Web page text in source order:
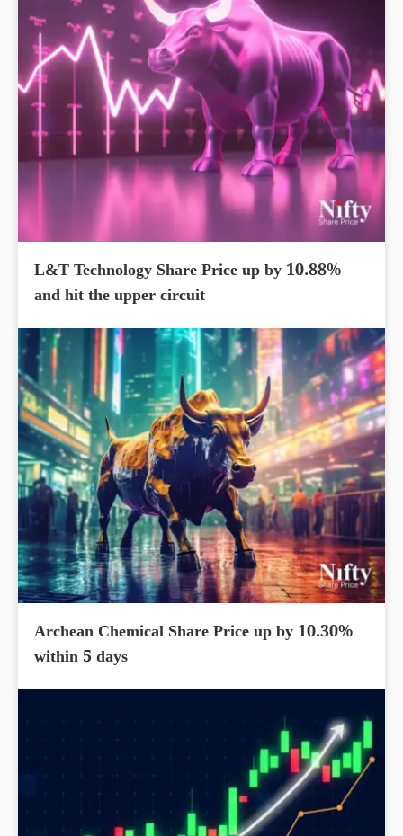
L&T Technology Share Price up by 10.88%
and hit the upper circuit
Archean Chemical Share Price up by 10.30%
within 5 days